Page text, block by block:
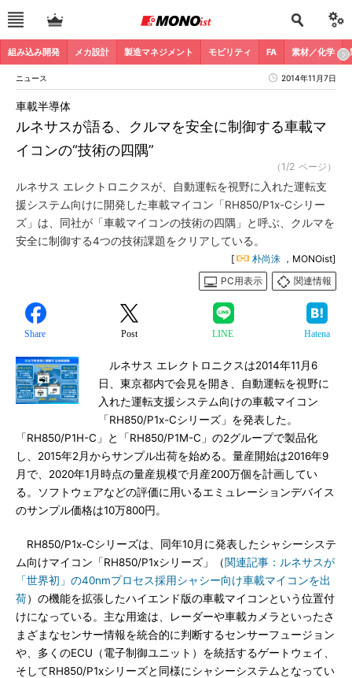
組み込み開発 メカ設計 製造マネジメント モビリティ FA 素材／化学
ニュース 2014年11月7日
ルネサスが語る、クルマを安全に制御する車載マ
イコンの“技術の四隅”
車載半導体
（1/2 ページ）
ルネサス エレクトロニクスが、自動運転を視野に入れた運転支
援システム向けに開発した車載マイコン「RH850/P1x-Cシリー
ズ」は、同社が「車載マイコンの技術の四隅」と呼ぶ、クルマを
安全に制御する4つの技術課題をクリアしている。
[ 朴尚洙 ，MONOist]
PC用表示
関連情報
Share Post LINE Hatena
ルネサス エレクトロニクスは2014年11月6
日、東京都内で会見を開き、自動運転を視野に
入れた運転支援システム向けの車載マイコン
「RH850/P1x-Cシリーズ」を発表した。
「RH850/P1H-C」と「RH850/P1M-C」の2グループで製品化
し、2015年2月からサンプル出荷を始める。量産開始は2016年9
月で、2020年1月時点の量産規模で月産200万個を計画してい
る。ソフトウェアなどの評価に用いるエミュレーションデバイス
のサンプル価格は10万800円。
RH850/P1x-Cシリーズは、同年10月に発表したシャシーシステ
ム向けマイコン「RH850/P1xシリーズ」（関連記事：ルネサスが
「世界初」の40nmプロセス採用シャシー向け車載マイコンを出
荷）の機能を拡張したハイエンド版の車載マイコンという位置付
けになっている。主な用途は、レーダーや車載カメラといったさ
まざまなセンサー情報を統合的に判断するセンサーフュージョン
や、多くのECU（電子制御ユニット）を統括するゲートウェイ、
そしてRH850/P1xシリーズと同様にシャシーシステムとなってい